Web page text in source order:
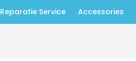
Reparatie Service Accessories